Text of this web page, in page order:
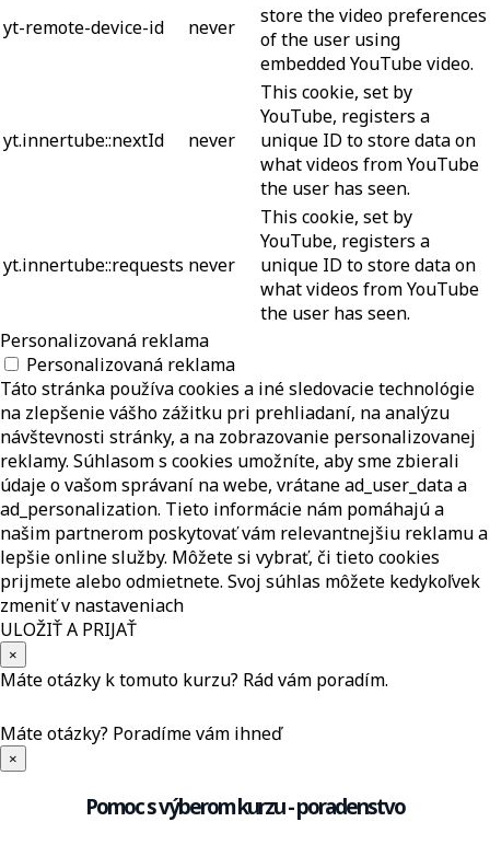
yt-remote-device-id never
store the video preferences
of the user using
embedded YouTube video.
yt.innertube::nextId never
This cookie, set by
YouTube, registers a
unique ID to store data on
what videos from YouTube
the user has seen.
yt.innertube::requests never
This cookie, set by
YouTube, registers a
unique ID to store data on
what videos from YouTube
the user has seen.
Personalizovaná reklama
Personalizovaná reklama
Táto stránka používa cookies a iné sledovacie technológie
na zlepšenie vášho zážitku pri prehliadaní, na analýzu
návštevnosti stránky, a na zobrazovanie personalizovanej
reklamy. Súhlasom s cookies umožníte, aby sme zbierali
údaje o vašom správaní na webe, vrátane ad_user_data a
ad_personalization. Tieto informácie nám pomáhajú a
našim partnerom poskytovať vám relevantnejšiu reklamu a
lepšie online služby. Môžete si vybrať, či tieto cookies
prijmete alebo odmietnete. Svoj súhlas môžete kedykoľvek
zmeniť v nastaveniach
ULOŽIŤ A PRIJAŤ
×
Máte otázky k tomuto kurzu? Rád vám poradím.
Máte otázky? Poradíme vám ihneď
×
Pomoc s výberom kurzu - poradenstvo